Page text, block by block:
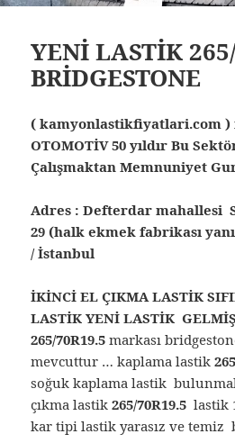
YENİ LASTİK
BRİDGESTONE
( kamyonlastikfiyatlari.com )
OTOMOTİV 50 yıldır Bu
Çalışmaktan Memnuniyet
Adres : Defterdar mahallesi
29 (halk ekmek fabrikası
/ İstanbul
İKİNCİ EL ÇIKMA LASTİK
LASTİK YENİ LASTİK
265/70R19.5markası
mevcuttur … kaplama lastik
soğuk kaplama lastik
çıkma lastik265/70R19.5 lastik
kar tipi lastik yarasız ve temiz